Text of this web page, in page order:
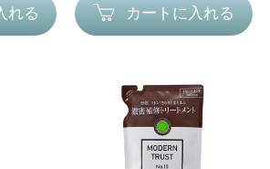
れる カートに入れる